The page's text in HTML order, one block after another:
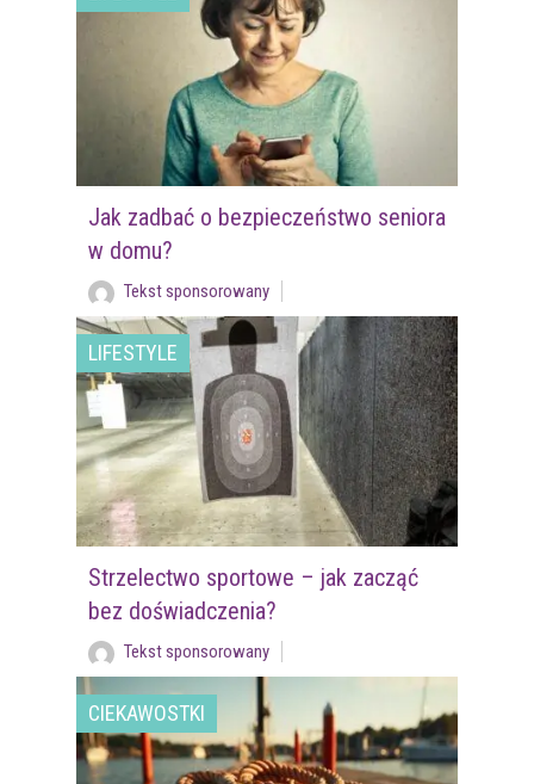
Jak zadbać o bezpieczeństwo seniora
w domu?
Tekst sponsorowany
LIFESTYLE
Strzelectwo sportowe – jak zacząć
bez doświadczenia?
Tekst sponsorowany
CIEKAWOSTKI